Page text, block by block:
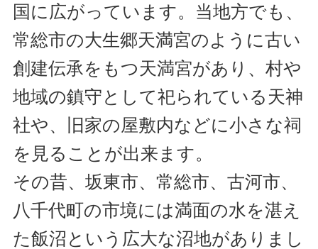
国に広がっています。当地方でも、
常総市の大生郷天満宮のように古い
創建伝承をもつ天満宮があり、村や
地域の鎮守として祀られている天神
社や、旧家の屋敷内などに小さな祠
を見ることが出来ます。
その昔、坂東市、常総市、古河市、
八千代町の市境には満面の水を湛え
た飯沼という広大な沼地がありまし